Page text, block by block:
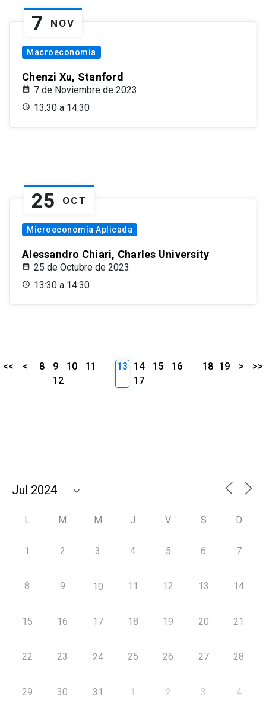
7 NOV
Macroeconomía
Chenzi Xu, Stanford
7 de Noviembre de 2023
13:30 a 14:30
25 OCT
Microeconomía Aplicada
Alessandro Chiari, Charles University
25 de Octubre de 2023
13:30 a 14:30
<< < 8 9 10
11
12
13 14 15
16
17
18 19 > >>
L M M J V S D
1 2 3 4 5 6 7
8 9 10 11 12 13 14
15 16 17 18 19 20 21
22 23 24 25 26 27 28
29 30 31 1 2 3 4